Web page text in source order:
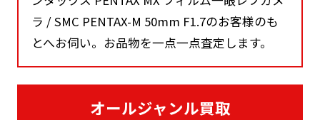
ラ / SMC PENTAX-M 50mm F1.7のお客様のも
とへお伺い。お品物を一点一点査定します。
オールジャンル買取